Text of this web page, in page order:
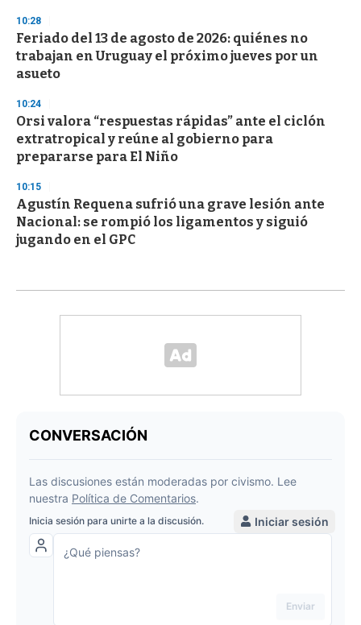
10:28
Feriado del 13 de agosto de 2026: quiénes no
trabajan en Uruguay el próximo jueves por un
asueto
10:24
Orsi valora “respuestas rápidas” ante el ciclón
extratropical y reúne al gobierno para
prepararse para El Niño
10:15
Agustín Requena sufrió una grave lesión ante
Nacional: se rompió los ligamentos y siguió
jugando en el GPC